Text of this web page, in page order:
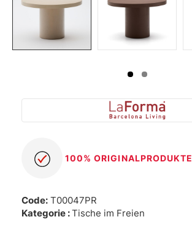
100% ORIGINALPRODUKTE
Code: T00047PR
Kategorie :Tische im Freien